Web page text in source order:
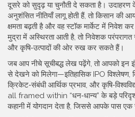
दूसरे को सुदृढ़ या चुनौती दे सकता है। उदाहरण
अनुशंसित नीतियाँ लागू होती हैं, तो किसान की
क्षमता बढ़ती है और वह स्टॉक मार्केट में निवेश
मुद्रा में अस्थिरता आती है, तो निवेशक परंपरागत
और कृषि‑उत्पादों की ओर रुख कर सकते हैं।
जब आप नीचे सूचीबद्ध लेख पढ़ेंगे, तो आपको इन
से देखने को मिलेगा—इतिहासिक IPO विश्लेषण,
क्रिकेट‑संबंधी आर्थिक प्रभाव, और
all framed within “धन‑धान्य” के बड़े
कहानी में योगदान देता है, जिससे आपके पास एक